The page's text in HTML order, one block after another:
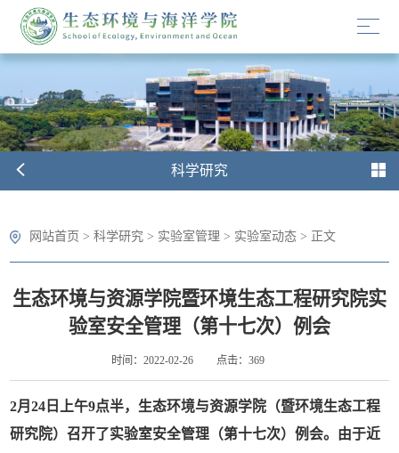
科学研究
网站首页 >科学研究 > 实验室管理 > 实验室动态 > 正文
生态环境与资源学院暨环境生态工程研究院实
验室安全管理（第十七次）例会
时间：2022-02-26 点击： 369
2月24 日 上午9点半，生态环境与资源学院（暨环境生态工程
研究院）召开了实验室安全管理（第十七次）例会。 由于近